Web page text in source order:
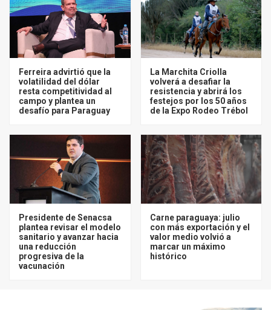
Ferreira advirtió que la
volatilidad del dólar
resta competitividad al
campo y plantea un
desafío para Paraguay
La Marchita Criolla
volverá a desafiar la
resistencia y abrirá los
festejos por los 50 años
de la Expo Rodeo Trébol
Presidente de Senacsa
plantea revisar el modelo
sanitario y avanzar hacia
una reducción
progresiva de la
vacunación
Carne paraguaya: julio
con más exportación y el
valor medio volvió a
marcar un máximo
histórico